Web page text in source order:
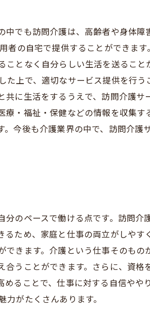
でも訪問介護は、高齢者や身体
者の自宅で提供することができま
となく自分らしい生活を送るこ
上で、適切なサービス提供を行
に生活をするうえで、訪問介護
・福祉・保健などの情報を収集
今後も介護業界の中で、訪問介護
のペースで働ける点です。訪問介
ため、家庭と仕事の両立がしやす
きます。介護という仕事そのも
うことができます。さらに、資格
ることで、仕事に対する自信やや
がたくさんあります。